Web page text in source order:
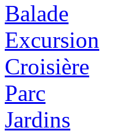
Balade
Excursion
Croisière
Parc
Jardins